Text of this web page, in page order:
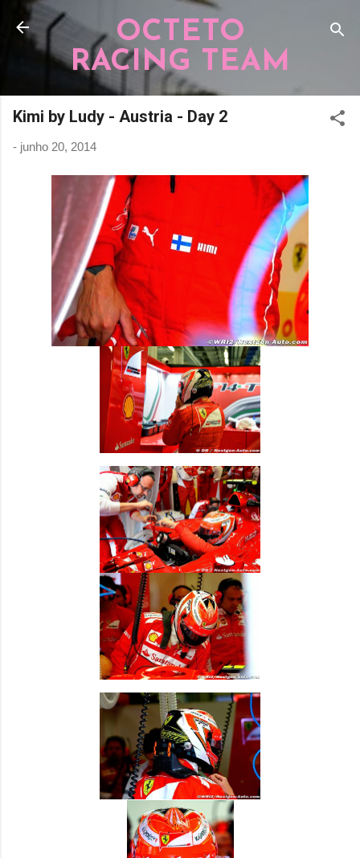
Pular para o conteúdo principal
OCTETO
RACING TEAM
Kimi by Ludy - Austria - Day 2
- junho 20, 2014